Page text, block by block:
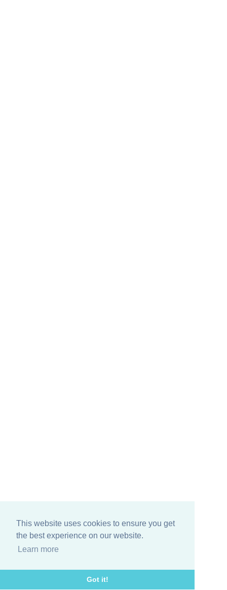
This website uses cookies to ensure you get
the best experience on our website.
Learn more
Got it!